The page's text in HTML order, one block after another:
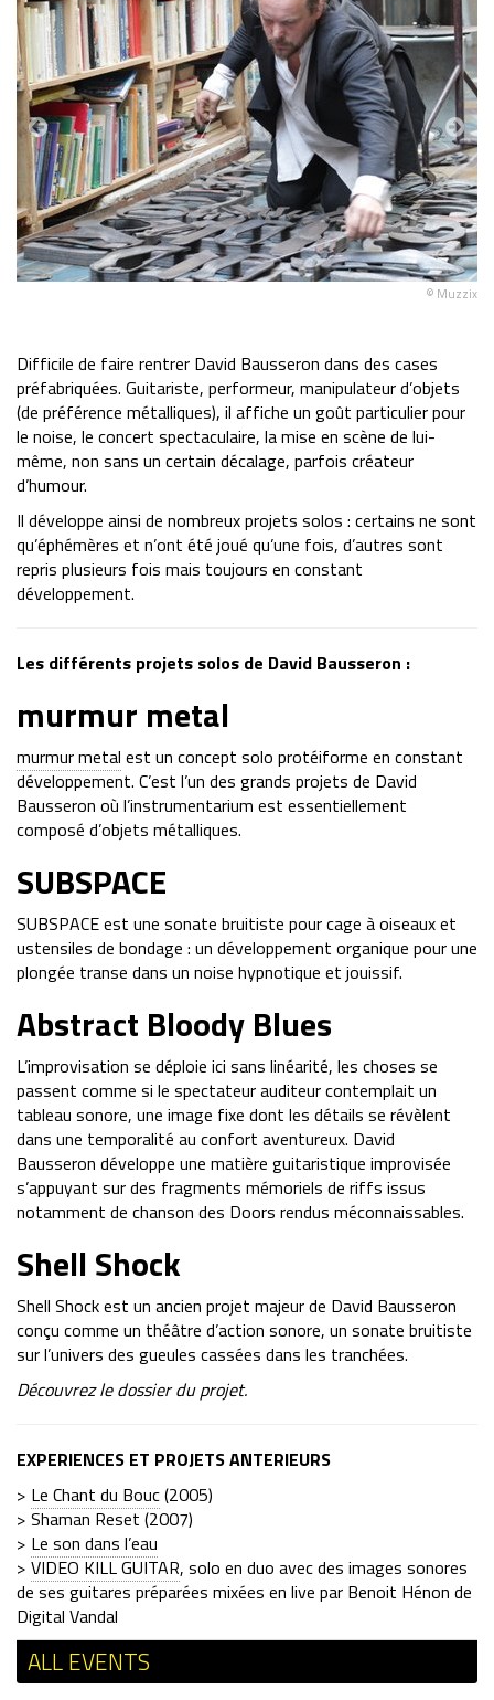
© Muzzix
Difficile de faire rentrer David Bausseron dans des cases
préfabriquées. Guitariste, performeur, manipulateur d’objets
(de préférence métalliques), il affiche un goût particulier pour
le noise, le concert spectaculaire, la mise en scène de lui-
même, non sans un certain décalage, parfois créateur
d’humour.
Il développe ainsi de nombreux projets solos : certains ne sont
qu’éphémères et n’ont été joué qu’une fois, d’autres sont
repris plusieurs fois mais toujours en constant
développement.
Les différents projets solos de David Bausseron :
murmur metal
murmur metal est un concept solo protéiforme en constant
développement. C’est l’un des grands projets de David
Bausseron où l’instrumentarium est essentiellement
composé d’objets métalliques.
SUBSPACE
SUBSPACE est une sonate bruitiste pour cage à oiseaux et
ustensiles de bondage : un développement organique pour une
plongée transe dans un noise hypnotique et jouissif.
Abstract Bloody Blues
L’improvisation se déploie ici sans linéarité, les choses se
passent comme si le spectateur auditeur contemplait un
tableau sonore, une image fixe dont les détails se révèlent
dans une temporalité au confort aventureux. David
Bausseron développe une matière guitaristique improvisée
s’appuyant sur des fragments mémoriels de riffs issus
notamment de chanson des Doors rendus méconnaissables.
Shell Shock
Shell Shock est un ancien projet majeur de David Bausseron
conçu comme un théâtre d’action sonore, un sonate bruitiste
sur l’univers des gueules cassées dans les tranchées.
Découvrez le dossier du projet.
EXPERIENCES ET PROJETS ANTERIEURS
> Le Chant du Bouc(2005)
> Shaman Reset (2007)
> Le son dans l’eau
> VIDEO KILL GUITAR, solo en duo avec des images sonores
de ses guitares préparées mixées en live par Benoit Hénon de
Digital Vandal
ALL EVENTS